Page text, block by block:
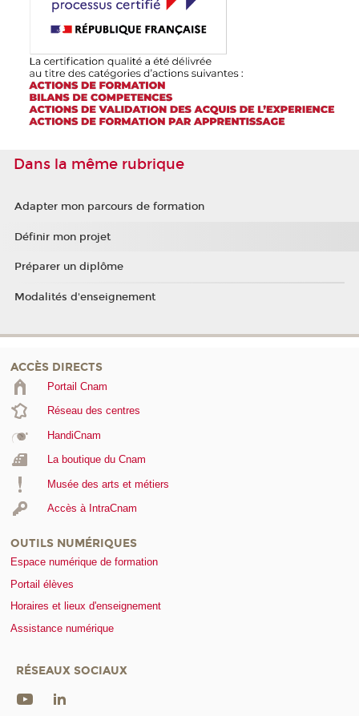
Dans la même rubrique
Adapter mon parcours de formation
Définir mon projet
Préparer un diplôme
Modalités d'enseignement
ACCÈS DIRECTS
Portail Cnam
Réseau des centres
HandiCnam
La boutique du Cnam
Musée des arts et métiers
Accès à IntraCnam
OUTILS NUMÉRIQUES
Espace numérique de formation
Portail élèves
Horaires et lieux d'enseignement
Assistance numérique
RÉSEAUX SOCIAUX